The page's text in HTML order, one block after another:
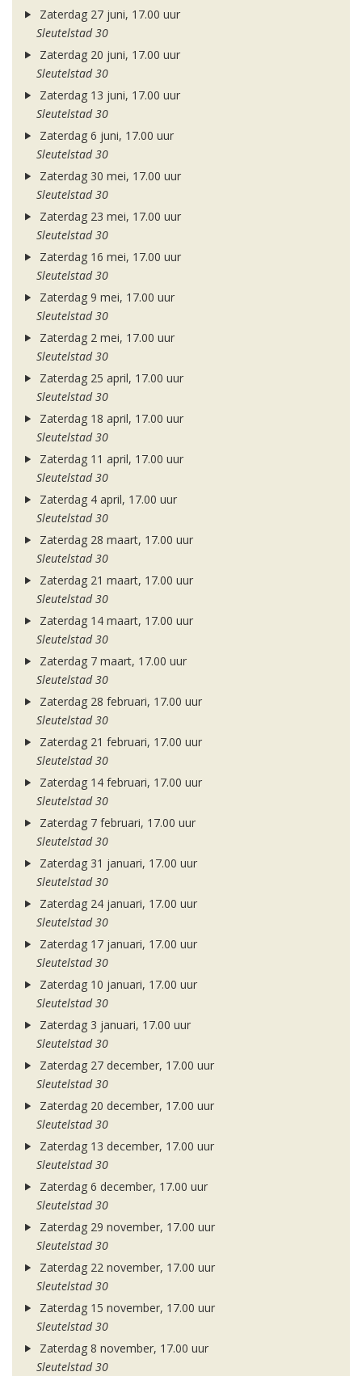
Zaterdag 27 juni, 17.00 uur
Sleutelstad 30
Zaterdag 20 juni, 17.00 uur
Sleutelstad 30
Zaterdag 13 juni, 17.00 uur
Sleutelstad 30
Zaterdag 6 juni, 17.00 uur
Sleutelstad 30
Zaterdag 30 mei, 17.00 uur
Sleutelstad 30
Zaterdag 23 mei, 17.00 uur
Sleutelstad 30
Zaterdag 16 mei, 17.00 uur
Sleutelstad 30
Zaterdag 9 mei, 17.00 uur
Sleutelstad 30
Zaterdag 2 mei, 17.00 uur
Sleutelstad 30
Zaterdag 25 april, 17.00 uur
Sleutelstad 30
Zaterdag 18 april, 17.00 uur
Sleutelstad 30
Zaterdag 11 april, 17.00 uur
Sleutelstad 30
Zaterdag 4 april, 17.00 uur
Sleutelstad 30
Zaterdag 28 maart, 17.00 uur
Sleutelstad 30
Zaterdag 21 maart, 17.00 uur
Sleutelstad 30
Zaterdag 14 maart, 17.00 uur
Sleutelstad 30
Zaterdag 7 maart, 17.00 uur
Sleutelstad 30
Zaterdag 28 februari, 17.00 uur
Sleutelstad 30
Zaterdag 21 februari, 17.00 uur
Sleutelstad 30
Zaterdag 14 februari, 17.00 uur
Sleutelstad 30
Zaterdag 7 februari, 17.00 uur
Sleutelstad 30
Zaterdag 31 januari, 17.00 uur
Sleutelstad 30
Zaterdag 24 januari, 17.00 uur
Sleutelstad 30
Zaterdag 17 januari, 17.00 uur
Sleutelstad 30
Zaterdag 10 januari, 17.00 uur
Sleutelstad 30
Zaterdag 3 januari, 17.00 uur
Sleutelstad 30
Zaterdag 27 december, 17.00 uur
Sleutelstad 30
Zaterdag 20 december, 17.00 uur
Sleutelstad 30
Zaterdag 13 december, 17.00 uur
Sleutelstad 30
Zaterdag 6 december, 17.00 uur
Sleutelstad 30
Zaterdag 29 november, 17.00 uur
Sleutelstad 30
Zaterdag 22 november, 17.00 uur
Sleutelstad 30
Zaterdag 15 november, 17.00 uur
Sleutelstad 30
Zaterdag 8 november, 17.00 uur
Sleutelstad 30